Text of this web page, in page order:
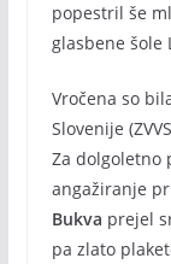
popestril še
glasbene šole
Vročena so
Slovenije
Za dolgoletno
angažiranje
Bukva prejel
pa zlato